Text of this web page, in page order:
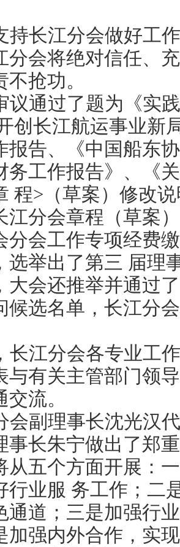
长江分会做好工
分会将绝对信任、
抢功。
通过了题为《实
创长江航运事业新
报告、《中国船东
务工作报告》、《
程>（草案）修改
江分会章程（草案
分会工作专项经费
选举出了第三 届理
大会还推举并通过
候选名单，长江分
江分会各专业工
与有关主管部门领
流。
副理事长沈光汉
事长朱宁做出了郑
从五个方面开展：
行业服 务工作；二
通道；三是加强行
加强内外合作，实